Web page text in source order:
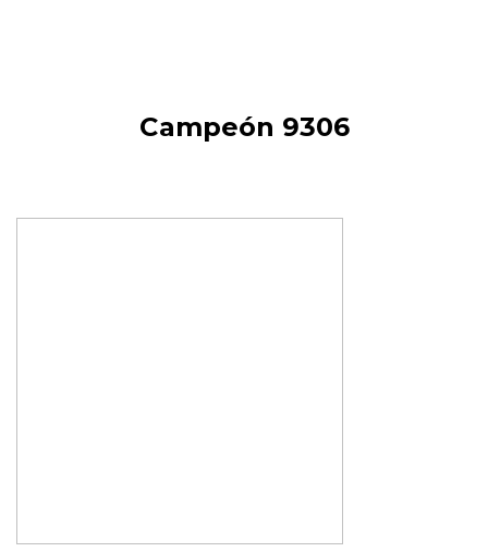
Campeón 9306